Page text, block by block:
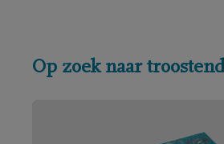
Op zoek naar